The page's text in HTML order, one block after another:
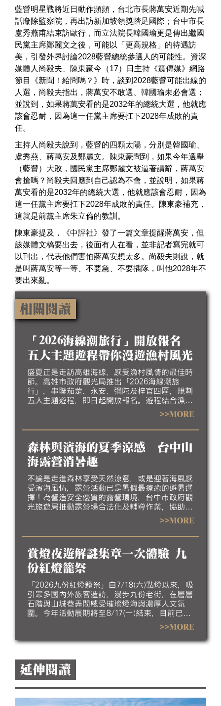
藍營明星戰將近日動作頻頻，台北市長蔣萬安近期先喊
話廢除監察院，再出訪新加坡領獎踏足國際；台中市長
盧秀燕甫結束訪歐行，而立法院長韓國瑜更是傳出繼國
民黨主席鄭麗文之後，可能以「更高規格」的待遇訪
美，引發外界討論2028藍營總統參選人的可能性。資深
媒體人尚毅夫、陳東豪今（17）日主持《震傳媒》網路
節目《新聞！給問嗎？》時，談到2028藍營可能出線的
人選，尚毅夫指出，蔣萬安不敢選、韓國瑜未必會選；
並說到，如果蔣萬安看的是2032年的總統大選，他就應
該會忍耐，因為這一任黨主席要扛下2028年成敗的責
任。
主持人尚毅夫說到，藍營的四顆太陽，分別是韓國瑜、
盧秀燕、蔣萬安及鄭麗文。陳東豪問到，如果今年選舉
（藍營）大敗，國民黨主席鄭麗文被逼著請辭，蔣萬安
會搶嗎？尚毅夫回應到自己認為不會，並說明，如果蔣
萬安看的是2032年的總統大選，他就應該會忍耐，因為
這一任黨主席要扛下2028年成敗的責任。陳東豪補充，
這就是前黨主席朱立倫的教訓。
陳東豪提及，《中評社》發了一篇文章提醒蔣萬安，但
該媒體文稿要出去，後面有人在看，並非記者寫完就可
以刊出，代表他們害怕蔣萬安想太多。尚毅夫則說，就
是叫蔣萬安等一等、不要急、不要插隊，叫他2028年不
要出來亂。
相關閱讀
「2026海線潮旅行」開放報名
五大主題遊程帶你漫遊漁村風光
盛夏正是走訪高雄海線、感受漁村風情的最佳時
節。高雄市政府觀光局推出「2026海線潮旅
行」，串聯茄萣、永安、彌陀及梓官四區，規劃
五大主題遊程，即日起開放報名。遊程結合漁村
聚落、生態景觀、地方工藝、特色美食及互動體
驗，帶領民眾深入探索北高雄海線豐富的自然生
態、人文底蘊與漁村產業特色，歡迎大家相約來
受最道地的漁村魅力。
>>MORE
森林與濱海的夏季涼感 台中山
海露營消暑趣
不論是走進森林享受天然涼意，或是迎著海風感
受濱海風情，露營活動已是暑假最療癒的避暑選
擇！為營造安全優質的露營環境，台中市政府觀
光旅遊局推動露營場合法化及輔導作業，協助業
者完善場地設施、強化安全管理並提升服務品
質，邀請民眾今夏走進台中，體驗山海露營的悠
閒與美好。
>>MORE
賞燈夜遊解謎集章一次體驗 九
份紅燈籠祭
「2026九份紅燈籠祭」自7/18(六)點燈以來，吸
引眾多國內外旅客造訪，漫步九份老街，在層層
石階與山城巷弄間感受璀璨燈海與濃厚人文氛
圍。今年活動展期將至8/17(一)結束，目前已進
入倒數階段，誠摯邀請民眾把握暑假最後時光，
走訪九份欣賞夜間燈飾，感受山城夏夜的獨特魅
力。
>>MORE
延伸閱讀